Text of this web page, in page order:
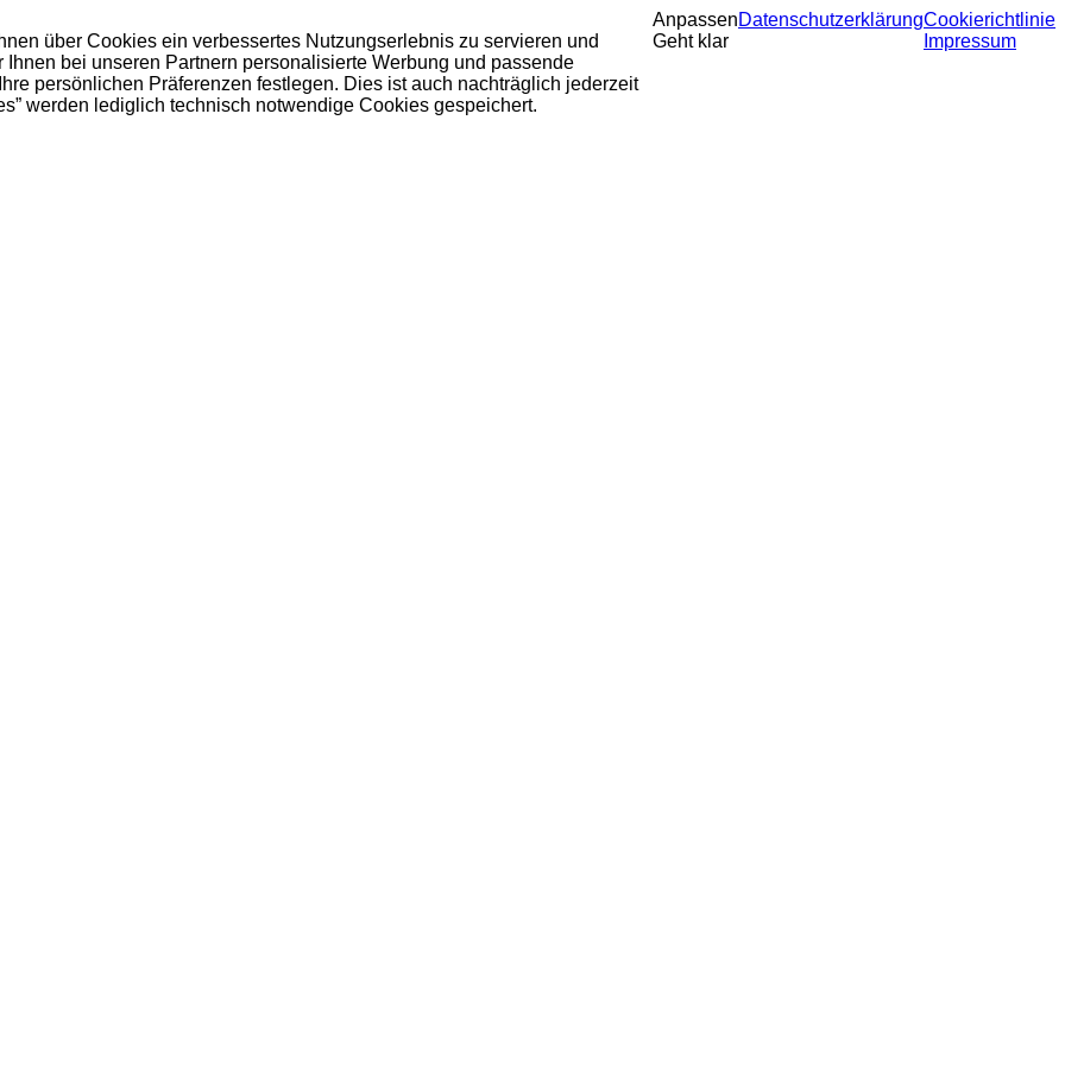
über Cookies ein verbessertes Nutzungserlebnis zu servieren und
bei unseren Partnern personalisierte Werbung und passende
persönlichen Präferenzen festlegen. Dies ist auch nachträglich jederzeit
werden lediglich technisch notwendige Cookies gespeichert.
Anpassen
Geht klar
DatenschutzerklärungCookierichtlinie
Impressum